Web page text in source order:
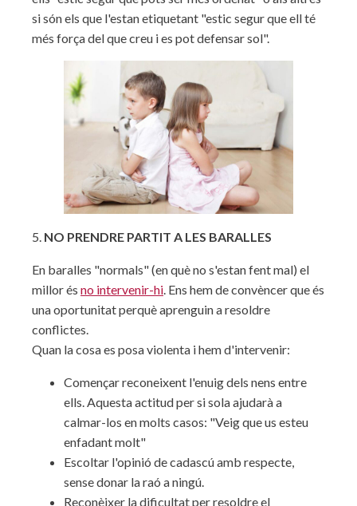
si són els que l'estan etiquetant "estic segur que ell té
més força del que creu i es pot defensar sol".
5. NO PRENDRE PARTIT A LES BARALLES
En baralles "normals" (en què no s'estan fent mal) el
millor és no intervenir-hi . Ens hem de convèncer que és
una oportunitat perquè aprenguin a resoldre
conflictes.
Quan la cosa es posa violenta i hem d'intervenir:
Començar reconeixent l'enuig dels nens entre
ells. Aquesta actitud per si sola ajudarà a
calmar-los en molts casos: "Veig que us esteu
enfadant molt"
Escoltar l'opinió de cadascú amb respecte,
sense donar la raó a ningú.
Reconèixer la dificultat per resoldre el